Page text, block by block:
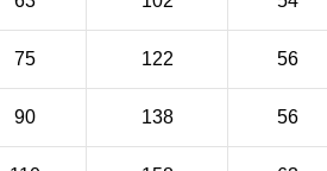
75 122 56
90 138 56